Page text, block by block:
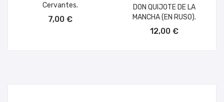
Cervantes.
7,00 €
DON QUIJOTE DE LA
MANCHA (EN RUSO).
12,00 €